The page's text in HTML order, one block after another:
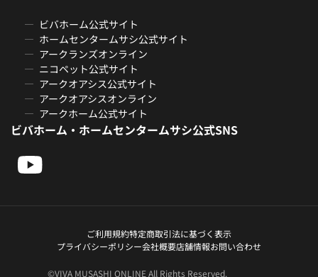
ビバホーム公式サイト
ホームセンタームサシ公式サイト
アークランズオンライン
ニコペット公式サイト
アークオアシス公式サイト
アークオアシスオンライン
アークホーム公式サイト
ビバホーム・ホームセンタームサシ公式SNS
ご利用規約特定商取引法に基づく表示
プライバシーポリシー会社概要店舗情報お問い合わせ
©VIVA MUSASHI ONLINE All Rights Reserved.